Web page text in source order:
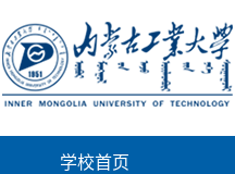
学校首页